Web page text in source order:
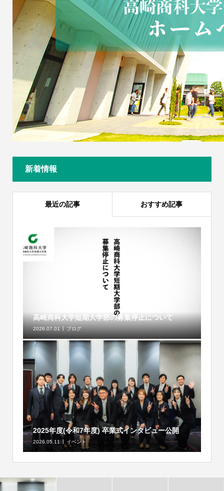
新着情報
最近の記事 おすすめ記事
高崎商科大学短期大学部の募集停止について
2026.07.01 ブログ
2025年度(令和7年度) 卒業式インタビュー公開
2026.05.11 イベント